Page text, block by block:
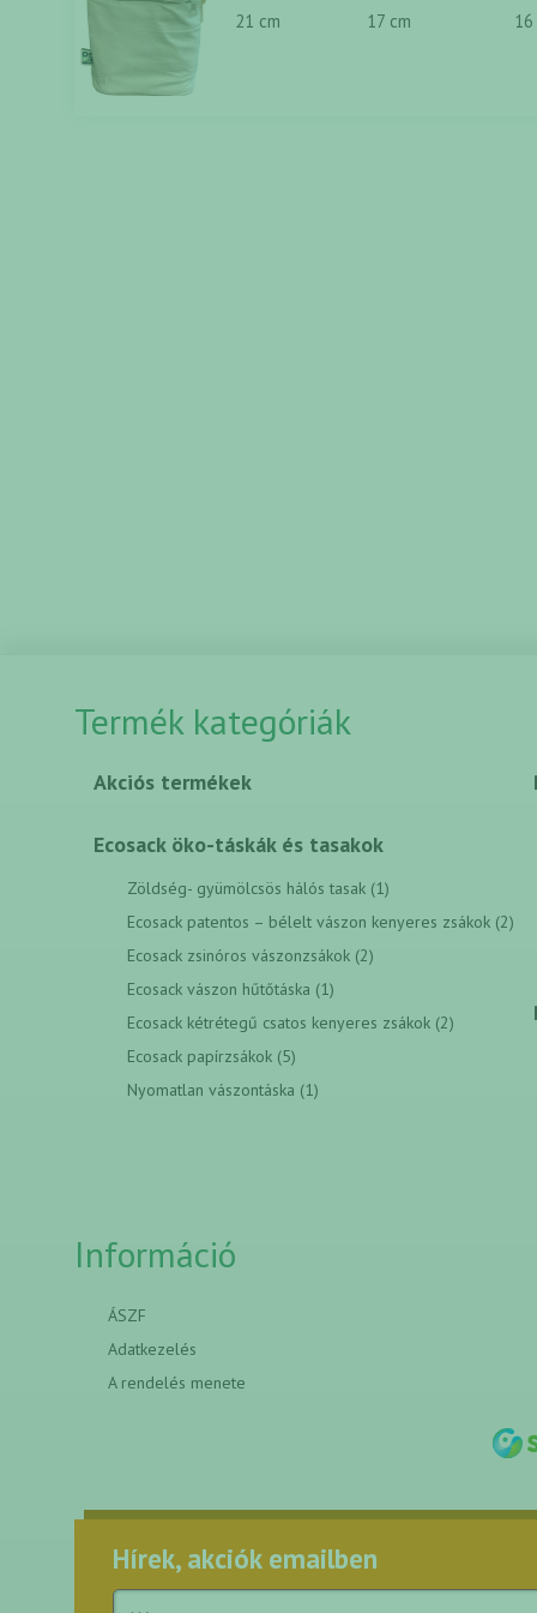
21 cm 17 cm
Termék kategóriák
Akciós termékek
Ecosack öko-táskák és tasakok
Zöldség- gyümölcsös hálós tasak (1)
Ecosack patentos – bélelt vászon kenyeres zsákok (2)
Ecosack zsinóros vászonzsákok (2)
Ecosack vászon hűtőtáska (1)
Ecosack kétrétegű csatos kenyeres zsákok (2)
Ecosack papírzsákok (5)
Nyomatlan vászontáska (1)
Információ
ÁSZF
Adatkezelés
A rendelés menete
Hírek, akciók emailben